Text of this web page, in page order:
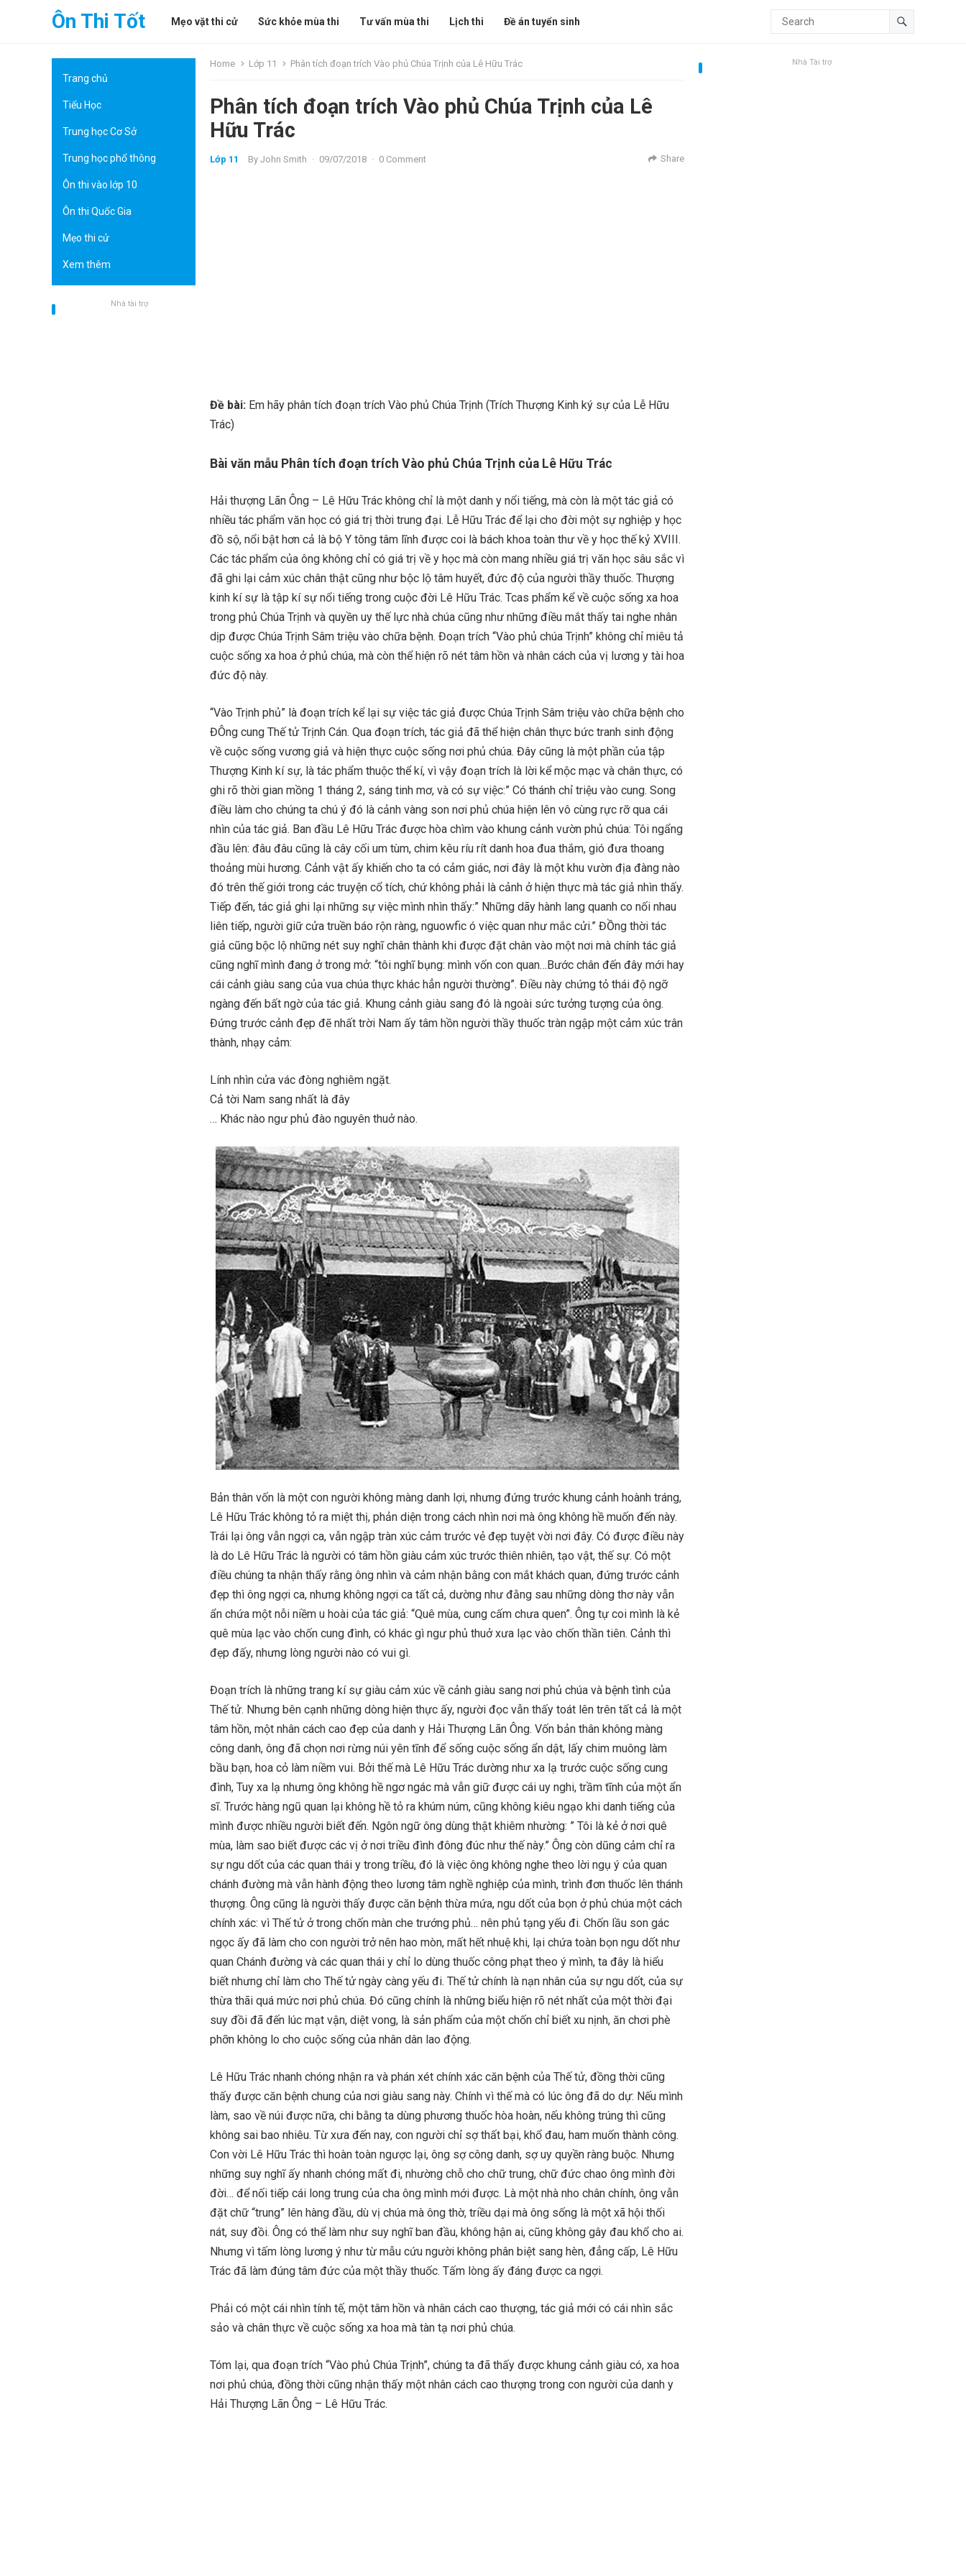
Ôn Thi Tốt Mẹo vặt thi cử Sức khỏe mùa thi Tư vấn mùa thi Lịch thi Đề án tuyển sinh
Trang chủ
Tiểu Học
Trung học Cơ Sở
Trung học phổ thông
Ôn thi vào lớp 10
Ôn thi Quốc Gia
Mẹo thi cử
Xem thêm
Nhà tài trợ
Home Lớp 11 Phân tích đoạn trích Vào phủ Chúa Trịnh của Lê Hữu Trác
Phân tích đoạn trích Vào phủ Chúa Trịnh của Lê
Hữu Trác
Lớp 11 By John Smith · 09/07/2018 · 0 Comment Share
Đề bài: Em hãy phân tích đoạn trích Vào phủ Chúa Trịnh (Trích Thượng Kinh ký sự của Lễ Hữu
Trác)
Bài văn mẫu Phân tích đoạn trích Vào phủ Chúa Trịnh của Lê Hữu Trác
Hải thượng Lãn Ông – Lê Hữu Trác không chỉ là một danh y nổi tiếng, mà còn là một tác giả có
nhiều tác phẩm văn học có giá trị thời trung đại. Lễ Hữu Trác để lại cho đời một sự nghiệp y học
đồ sộ, nổi bật hơn cả là bộ Y tông tâm lĩnh được coi là bách khoa toàn thư về y học thế kỷ XVIII.
Các tác phẩm của ông không chỉ có giá trị về y học mà còn mang nhiều giá trị văn học sâu sắc vì
đã ghi lại cảm xúc chân thật cũng như bộc lộ tâm huyết, đức độ của người thầy thuốc. Thượng
kinh kí sự là tập kí sự nổi tiếng trong cuộc đời Lê Hữu Trác. Tcas phẩm kể về cuộc sống xa hoa
trong phủ Chúa Trịnh và quyền uy thế lực nhà chúa cũng như những điều mắt thấy tai nghe nhân
dịp được Chúa Trịnh Sâm triệu vào chữa bệnh. Đoạn trích “Vào phủ chúa Trịnh” không chỉ miêu tả
cuộc sống xa hoa ở phủ chúa, mà còn thể hiện rõ nét tâm hồn và nhân cách của vị lương y tài hoa
đức độ này.
“Vào Trịnh phủ” là đoạn trích kể lại sự việc tác giả được Chúa Trịnh Sâm triệu vào chữa bệnh cho
ĐÔng cung Thế tử Trịnh Cán. Qua đoạn trích, tác giả đã thể hiện chân thực bức tranh sinh động
về cuộc sống vương giả và hiện thực cuộc sống nơi phủ chúa. Đây cũng là một phần của tập
Thượng Kinh kí sự, là tác phẩm thuộc thể kí, vì vậy đoạn trích là lời kể mộc mạc và chân thực, có
ghi rõ thời gian mồng 1 tháng 2, sáng tinh mơ, và có sự việc:” Có thánh chỉ triệu vào cung. Song
điều làm cho chúng ta chú ý đó là cảnh vàng son nơi phủ chúa hiện lên vô cùng rực rỡ qua cái
nhìn của tác giả. Ban đầu Lê Hữu Trác được hòa chìm vào khung cảnh vườn phủ chúa: Tôi ngẩng
đầu lên: đâu đâu cũng là cây cối um tùm, chim kêu ríu rít danh hoa đua thắm, gió đưa thoang
thoảng mùi hương. Cảnh vật ấy khiến cho ta có cảm giác, nơi đây là một khu vườn địa đàng nào
đó trên thế giới trong các truyện cổ tích, chứ không phải là cảnh ở hiện thực mà tác giả nhìn thấy.
Tiếp đến, tác giả ghi lại những sự việc mình nhìn thấy:” Những dãy hành lang quanh co nối nhau
liên tiếp, người giữ cửa truền báo rộn ràng, nguowfic ó việc quan như mắc cửi.” ĐỒng thời tác
giả cũng bộc lộ những nét suy nghĩ chân thành khi được đặt chân vào một nơi mà chính tác giả
cũng nghĩ mình đang ở trong mở: “tôi nghĩ bụng: mình vốn con quan…Bước chân đến đây mới hay
cái cảnh giàu sang của vua chúa thực khác hẳn người thường”. Điều này chứng tỏ thái độ ngỡ
ngàng đến bất ngờ của tác giả. Khung cảnh giàu sang đó là ngoài sức tưởng tượng của ông.
Đứng trước cảnh đẹp đẽ nhất trời Nam ấy tâm hồn người thầy thuốc tràn ngập một cảm xúc trân
thành, nhạy cảm:
Lính nhìn cửa vác đòng nghiêm ngặt.
Cả tời Nam sang nhất là đây
… Khác nào ngư phủ đào nguyên thuở nào.
Bản thân vốn là một con người không màng danh lợi, nhưng đứng trước khung cảnh hoành tráng,
Lê Hữu Trác không tỏ ra miệt thị, phản diện trong cách nhìn nơi mà ông không hề muốn đến này.
Trái lại ông vẫn ngợi ca, vẫn ngập tràn xúc cảm trước vẻ đẹp tuyệt vời nơi đây. Có được điều này
là do Lê Hữu Trác là người có tâm hồn giàu cảm xúc trước thiên nhiên, tạo vật, thế sự. Có một
điều chúng ta nhận thấy rằng ông nhìn và cảm nhận bằng con mắt khách quan, đứng trước cảnh
đẹp thì ông ngợi ca, nhưng không ngợi ca tất cả, dường như đằng sau những dòng thơ này vẫn
ẩn chứa một nỗi niềm u hoài của tác giả: “Quê mùa, cung cấm chưa quen”. Ông tự coi mình là kẻ
quê mùa lạc vào chốn cung đình, có khác gì ngư phủ thuở xưa lạc vào chốn thần tiên. Cảnh thì
đẹp đấy, nhưng lòng người nào có vui gì.
Đoạn trích là những trang kí sự giàu cảm xúc về cảnh giàu sang nơi phủ chúa và bệnh tình của
Thế tử. Nhưng bên cạnh những dòng hiện thực ấy, người đọc vẫn thấy toát lên trên tất cả là một
tâm hồn, một nhân cách cao đẹp của danh y Hải Thượng Lãn Ông. Vốn bản thân không màng
công danh, ông đã chọn nơi rừng núi yên tĩnh để sống cuộc sống ẩn dật, lấy chim muông làm
bầu bạn, hoa cỏ làm niềm vui. Bởi thế mà Lê Hữu Trác dường như xa lạ trước cuộc sống cung
đình, Tuy xa lạ nhưng ông không hề ngơ ngác mà vẫn giữ được cái uy nghi, trầm tĩnh của một ẩn
sĩ. Trước hàng ngũ quan lại không hề tỏ ra khúm núm, cũng không kiêu ngạo khi danh tiếng của
mình được nhiều người biết đến. Ngôn ngữ ông dùng thật khiêm nhường: ” Tôi là kẻ ở nơi quê
mùa, làm sao biết được các vị ở nơi triều đình đông đúc như thế này.” Ông còn dũng cảm chỉ ra
sự ngu dốt của các quan thái y trong triều, đó là việc ông không nghe theo lời ngụ ý của quan
chánh đường mà vẫn hành động theo lương tâm nghề nghiệp của mình, trình đơn thuốc lên thánh
thượng. Ông cũng là người thấy được căn bệnh thừa mứa, ngu dốt của bọn ở phủ chúa một cách
chính xác: vì Thế tử ở trong chốn màn che trướng phủ… nên phủ tạng yếu đi. Chốn lầu son gác
ngọc ấy đã làm cho con người trở nên hao mòn, mất hết nhuệ khi, lại chứa toàn bọn ngu dốt như
quan Chánh đường và các quan thái y chỉ lo dùng thuốc công phạt theo ý mình, ta đây là hiểu
biết nhưng chỉ làm cho Thế tử ngày càng yếu đi. Thế tử chính là nạn nhân của sự ngu dốt, của sự
thừa thãi quá mức nơi phủ chúa. Đó cũng chính là những biểu hiện rõ nét nhất của một thời đại
suy đồi đã đến lúc mạt vận, diệt vong, là sản phẩm của một chốn chỉ biết xu nịnh, ăn chơi phè
phỡn không lo cho cuộc sống của nhân dân lao động.
Lê Hữu Trác nhanh chóng nhận ra và phán xét chính xác căn bệnh của Thế tử, đồng thời cũng
thấy được căn bệnh chung của nơi giàu sang này. Chính vì thế mà có lúc ông đã do dự: Nếu mình
làm, sao về núi được nữa, chi bằng ta dùng phương thuốc hòa hoàn, nếu không trúng thì cũng
không sai bao nhiêu. Từ xưa đến nay, con người chỉ sợ thất bại, khổ đau, ham muốn thành công.
Con vời Lê Hữu Trác thì hoàn toàn ngược lại, ông sợ công danh, sợ uy quyền ràng buộc. Nhưng
những suy nghĩ ấy nhanh chóng mất đi, nhường chỗ cho chữ trung, chữ đức chao ông mình đời
đời… để nối tiếp cái long trung của cha ông mình mới được. Là một nhà nho chân chính, ông vẫn
đặt chữ “trung” lên hàng đầu, dù vị chúa mà ông thờ, triều dại mà ông sống là một xã hội thối
nát, suy đồi. Ông có thể làm như suy nghĩ ban đầu, không hận ai, cũng không gây đau khổ cho ai.
Nhưng vì tấm lòng lương ý như từ mẫu cứu người không phân biệt sang hèn, đẳng cấp, Lê Hữu
Trác đã làm đúng tâm đức của một thầy thuốc. Tấm lòng ấy đáng được ca ngợi.
Phải có một cái nhìn tính tế, một tâm hồn và nhân cách cao thượng, tác giả mới có cái nhìn sắc
sảo và chân thực về cuộc sống xa hoa mà tàn tạ nơi phủ chúa.
Tóm lại, qua đoạn trích “Vào phủ Chúa Trịnh”, chúng ta đã thấy được khung cảnh giàu có, xa hoa
nơi phủ chúa, đồng thời cũng nhận thấy một nhân cách cao thượng trong con người của danh y
Hải Thượng Lãn Ông – Lê Hữu Trác.
Nhà Tài trợ